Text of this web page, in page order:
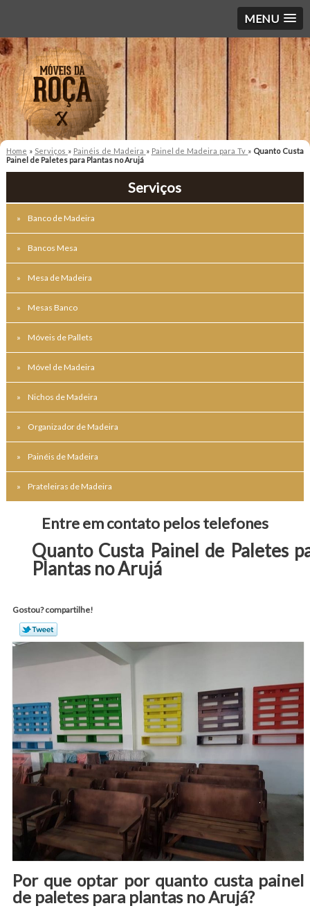
MENU
Home » Serviços » Painéis de Madeira » Painel de Madeira para Tv » Quanto Custa
Painel de Paletes para Plantas no Arujá
Serviços
Banco de Madeira
Bancos Mesa
Mesa de Madeira
Mesas Banco
Móveis de Pallets
Móvel de Madeira
Nichos de Madeira
Organizador de Madeira
Painéis de Madeira
Prateleiras de Madeira
Entre em contato pelos telefones
Quanto Custa Painel de Paletes
Plantas no Arujá
Gostou? compartilhe!
Por que optar por quanto custa painel
de paletes para plantas no Arujá?